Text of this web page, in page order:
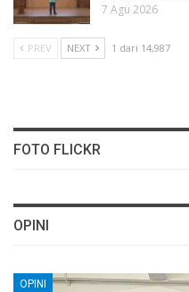
7 Agu 2026
PREV NEXT 1 dari 14,987
FOTO FLICKR
OPINI
OPINI